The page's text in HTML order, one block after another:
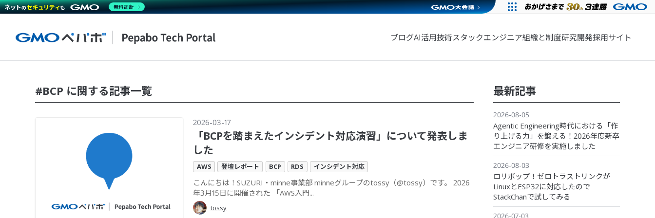
ブログAI活用技術スタックエンジニア組織と制度研究開発採用サイト
#BCP に関する記事一覧
2026-03-17
「BCPを踏まえたインシデント対応演習」について発表しま
した
AWS 登壇レポート BCP RDS インシデント対応
こんにちは！SUZURI・minne事業部 minneグループのtossy（@tossy）です。 2026
年3月15日に開催された 「AWS入門...
tossy
最新記事
2026-08-05
Agentic Engineering時代における「作
り上げる力」を鍛える！2026年度新卒
エンジニア研修を実施しました
2026-08-03
ロリポップ！ゼロトラストリンクが
LinuxとESP32に対応したので
StackChanで試してみる
2026-07-03
無料診断